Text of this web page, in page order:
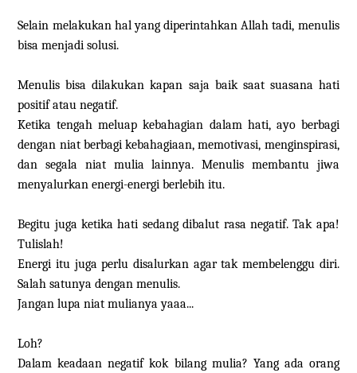
Selain melakukan hal yang diperintahkan Allah tadi, menulis
bisa menjadi solusi.
Menulis bisa dilakukan kapan saja baik saat suasana hati
positif atau negatif.
Ketika tengah meluap kebahagian dalam hati, ayo berbagi
dengan niat berbagi kebahagiaan, memotivasi, menginspirasi,
dan segala niat mulia lainnya. Menulis membantu jiwa
menyalurkan energi-energi berlebih itu.
Begitu juga ketika hati sedang dibalut rasa negatif. Tak apa!
Tulislah!
Energi itu juga perlu disalurkan agar tak membelenggu diri.
Salah satunya dengan menulis.
Jangan lupa niat mulianya yaaa...
Loh?
Dalam keadaan negatif kok bilang mulia? Yang ada orang